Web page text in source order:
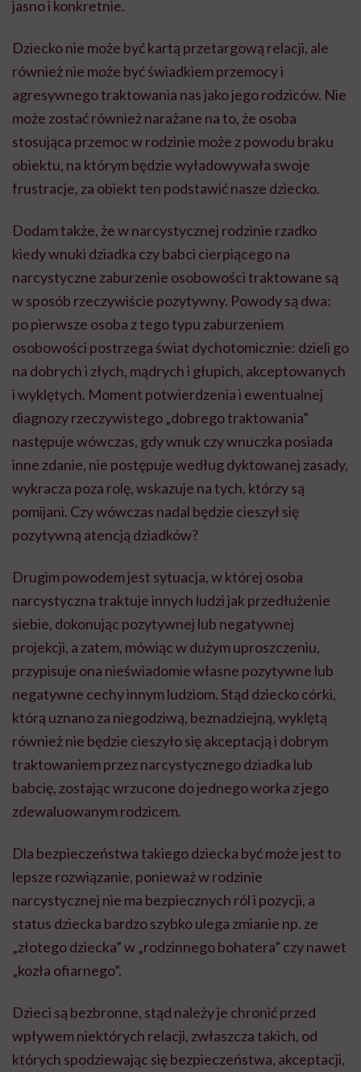
jasno i konkretnie.
Dziecko nie może być kartą przetargową relacji, ale
również nie może być świadkiem przemocy i
agresywnego traktowania nas jako jego rodziców. Nie
może zostać również narażane na to, że osoba
stosująca przemoc w rodzinie może z powodu braku
obiektu, na którym będzie wyładowywała swoje
frustracje, za obiekt ten podstawić nasze dziecko.
Dodam także, że w narcystycznej rodzinie rzadko
kiedy wnuki dziadka czy babci cierpiącego na
narcystyczne zaburzenie osobowości traktowane są
w sposób rzeczywiście pozytywny. Powody są dwa:
po pierwsze osoba z tego typu zaburzeniem
osobowości postrzega świat dychotomicznie: dzieli go
na dobrych i złych, mądrych i głupich, akceptowanych
i wyklętych. Moment potwierdzenia i ewentualnej
diagnozy rzeczywistego „dobrego traktowania”
następuje wówczas, gdy wnuk czy wnuczka posiada
inne zdanie, nie postępuje według dyktowanej zasady,
wykracza poza rolę, wskazuje na tych, którzy są
pomijani. Czy wówczas nadal będzie cieszył się
pozytywną atencją dziadków?
Drugim powodem jest sytuacja, w której osoba
narcystyczna traktuje innych ludzi jak przedłużenie
siebie, dokonując pozytywnej lub negatywnej
projekcji, a zatem, mówiąc w dużym uproszczeniu,
przypisuje ona nieświadomie własne pozytywne lub
negatywne cechy innym ludziom. Stąd dziecko córki,
którą uznano za niegodziwą, beznadziejną, wyklętą
również nie będzie cieszyło się akceptacją i dobrym
traktowaniem przez narcystycznego dziadka lub
babcię, zostając wrzucone do jednego worka z jego
zdewaluowanym rodzicem.
Dla bezpieczeństwa takiego dziecka być może jest to
lepsze rozwiązanie, ponieważ w rodzinie
narcystycznej nie ma bezpiecznych ról i pozycji, a
status dziecka bardzo szybko ulega zmianie np. ze
„złotego dziecka” w „rodzinnego bohatera” czy nawet
„kozła ofiarnego”.
Dzieci są bezbronne, stąd należy je chronić przed
wpływem niektórych relacji, zwłaszcza takich, od
których spodziewając się bezpieczeństwa, akceptacji,